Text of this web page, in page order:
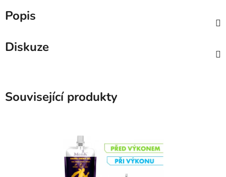
Popis
Diskuze
Související produkty